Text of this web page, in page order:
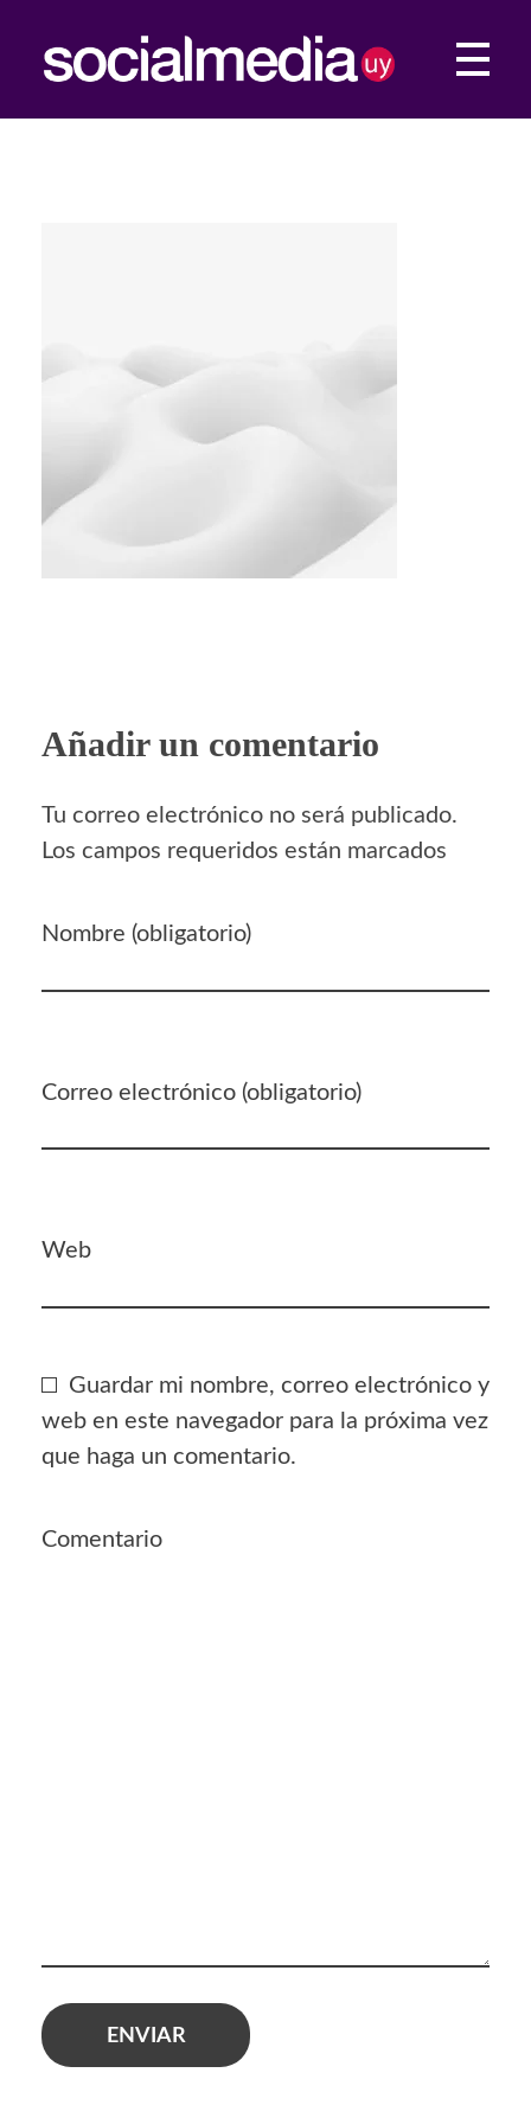
Social Media UY
Construimos tu presencia Web
Añadir un comentario
Tu correo electrónico no será publicado.
Los campos requeridos están marcados
Nombre (obligatorio)
Correo electrónico (obligatorio)
Web
Guardar mi nombre, correo electrónico y
web en este navegador para la próxima vez
que haga un comentario.
Comentario